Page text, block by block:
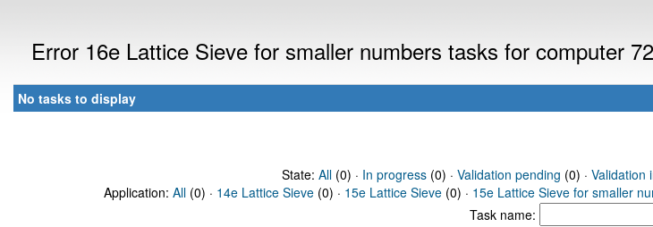
Error 16e Lattice Sieve for smaller numbers tasks for computer
No tasks to display
State: All(0) · In progress(0) · Validation pending (0) · Validation
Application: All (0) · 14e Lattice Sieve (0) · 15e Lattice Sieve (0) · 15e Lattice Sieve for smaller
Task name: